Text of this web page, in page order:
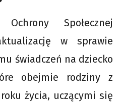
Społecznej
w sprawie
świadczeń na dziecko
obejmie rodziny z
życia, uczącymi się